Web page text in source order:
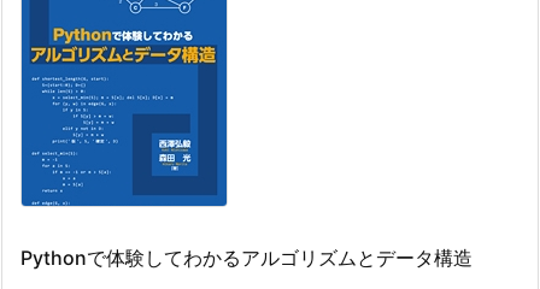
Pythonで体験してわかるアルゴリズムとデータ構造